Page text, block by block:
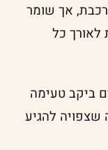
אך שומר
לאורך כל
ביקב טעימה
להגיע